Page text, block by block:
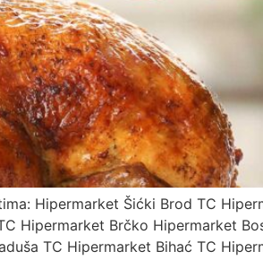
Hipermarket Šićki Brod TC
Hipermarket Brčko Hipermarket
TC Hipermarket Bihać TC